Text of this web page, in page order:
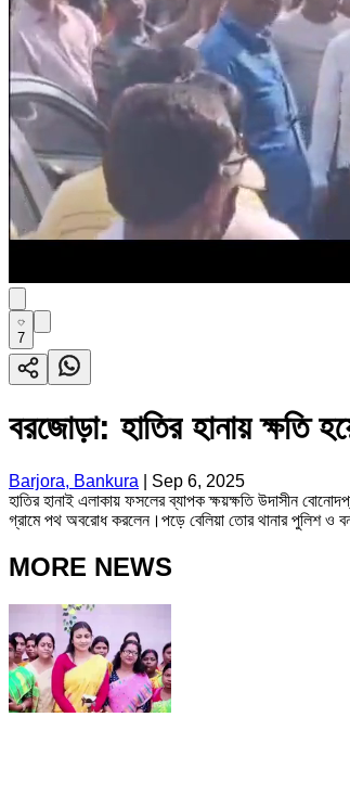
7
বরজোড়া: হাতির হানায় ক্ষতি
Barjora, Bankura
Sep 6, 2025
হাতির হানাই এলাকায় ফসলের ব্যাপক ক্ষয়ক্ষতি উদাসীন
গ্রামে পথ অবরোধ করলেন।পড়ে বেলিয়া তোর থানার পুলিশ ও
MORE NEWS